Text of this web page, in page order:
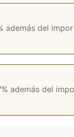
del
además del